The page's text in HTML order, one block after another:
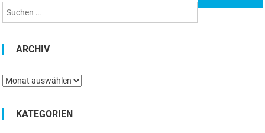
ARCHIV
Archiv
KATEGORIEN